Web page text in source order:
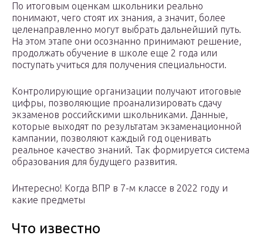
По итоговым оценкам школьники реально
понимают, чего стоят их знания, а значит, более
целенаправленно могут выбрать дальнейший путь.
На этом этапе они осознанно принимают решение,
продолжать обучение в школе еще 2 года или
поступать учиться для получения специальности.
Контролирующие организации получают итоговые
цифры, позволяющие проанализировать сдачу
экзаменов российскими школьниками. Данные,
которые выходят по результатам экзаменационной
кампании, позволяют каждый год оценивать
реальное качество знаний. Так формируется система
образования для будущего развития.
Интересно! Когда ВПР в 7-м классе в 2022 году и
какие предметы
Что известно